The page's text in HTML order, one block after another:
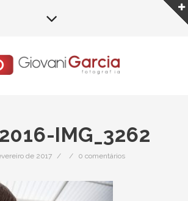
IMG_3262
de 2017 / / 0 comentários